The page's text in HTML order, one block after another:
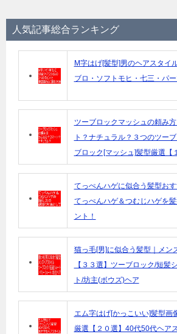
人気記事総合ランキング
M字はげ[髪型]男のヘアスタイ
ブロ・ソフトモヒ・七三・パー
ツーブロックマッシュの頼み
ト？ナチュラル？３つのツー
ブロック[マッシュ]髪型厳選【
てっぺんハゲに似合う髪型おす
てっぺんハゲ＆つむじハゲを
ント！
猫っ毛[男]に似合う髪型｜メン
【３３選】ツーブロック/短髪
ト/坊主(ボウズ)ヘア
エム字はげ[かっこいい]髪型画
厳選【２０選】40代50代ヘア